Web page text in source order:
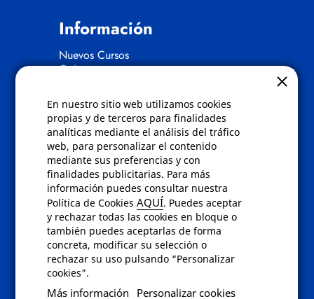
En nuestro sitio web utilizamos cookies
propias y de terceros para finalidades
analíticas mediante el análisis del tráfico
web, para personalizar el contenido
mediante sus preferencias y con
finalidades publicitarias. Para más
información puedes consultar nuestra
Política de CookiesAQUÍ. Puedes aceptar
y rechazar todas las cookies en bloque o
también puedes aceptarlas de forma
concreta, modificar su selección o
rechazar su uso pulsando “Personalizar
cookies".
Más información Personalizar cookies
Información
Nuevos Cursos
Quienes somos
Políticas
Condiciones de compra
Aviso de privacidad
Cookies
Bajas comunicados comerciales
Derecho de desistimiento
Preguntas frecuentes
Contacto
Envíanos un email a
bien rellena nuestroformulario de